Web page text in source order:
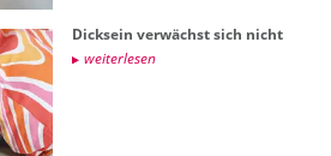
Dick­sein ver­wächst sich nicht
wei­ter­le­sen